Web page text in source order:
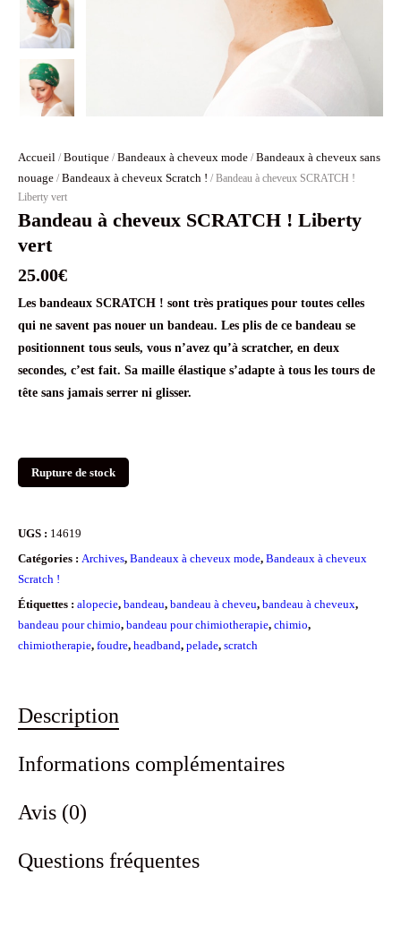
Accueil / Boutique / Bandeaux à cheveux mode / Bandeaux à cheveux sans
nouage / Bandeaux à cheveux Scratch ! / Bandeau à cheveux SCRATCH !
Liberty vert
Bandeau à cheveux SCRATCH ! Liberty
vert
25.00€
Les bandeaux SCRATCH ! sont très pratiques pour toutes celles
qui ne savent pas nouer un bandeau. Les plis de ce bandeau se
positionnent tous seuls, vous n’avez qu’à scratcher, en deux
secondes, c’est fait. Sa maille élastique s’adapte à tous les tours de
tête sans jamais serrer ni glisser.
Rupture de stock
UGS : 14619
Catégories : Archives, Bandeaux à cheveux mode, Bandeaux à cheveux
Scratch !
Étiquettes : alopecie, bandeau, bandeau à cheveu, bandeau à cheveux,
bandeau pour chimio, bandeau pour chimiotherapie, chimio,
chimiotherapie, foudre, headband, pelade, scratch
Description
Informations complémentaires
Avis (0)
Questions fréquentes